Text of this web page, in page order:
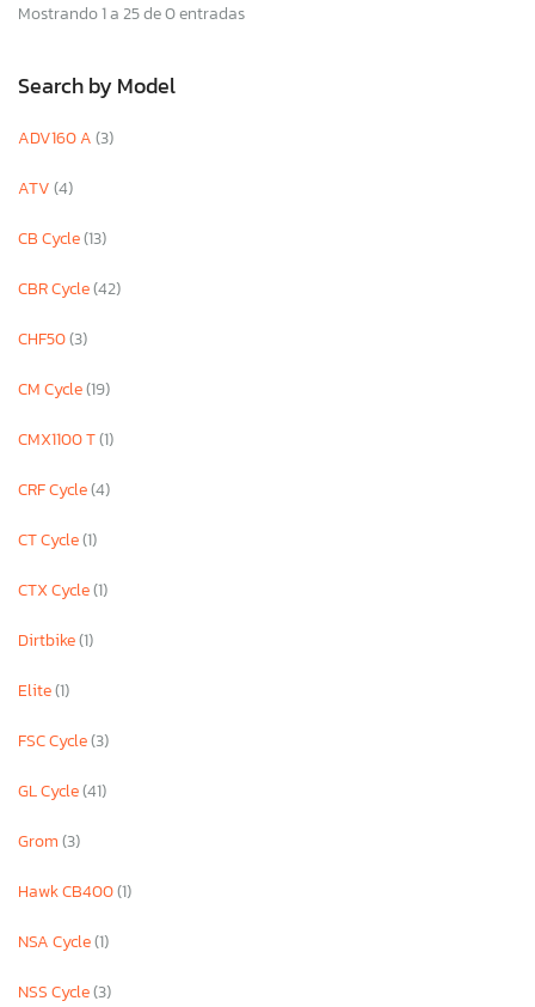
Mostrando 1 a 25 de 0 entradas
Search by Model
ADV160 A(3)
ATV(4)
CB Cycle(13)
CBR Cycle(42)
CHF50(3)
CM Cycle(19)
CMX1100 T(1)
CRF Cycle(4)
CT Cycle(1)
CTX Cycle(1)
Dirtbike(1)
Elite(1)
FSC Cycle(3)
GL Cycle(41)
Grom(3)
Hawk CB400(1)
NSA Cycle(1)
NSS Cycle(3)